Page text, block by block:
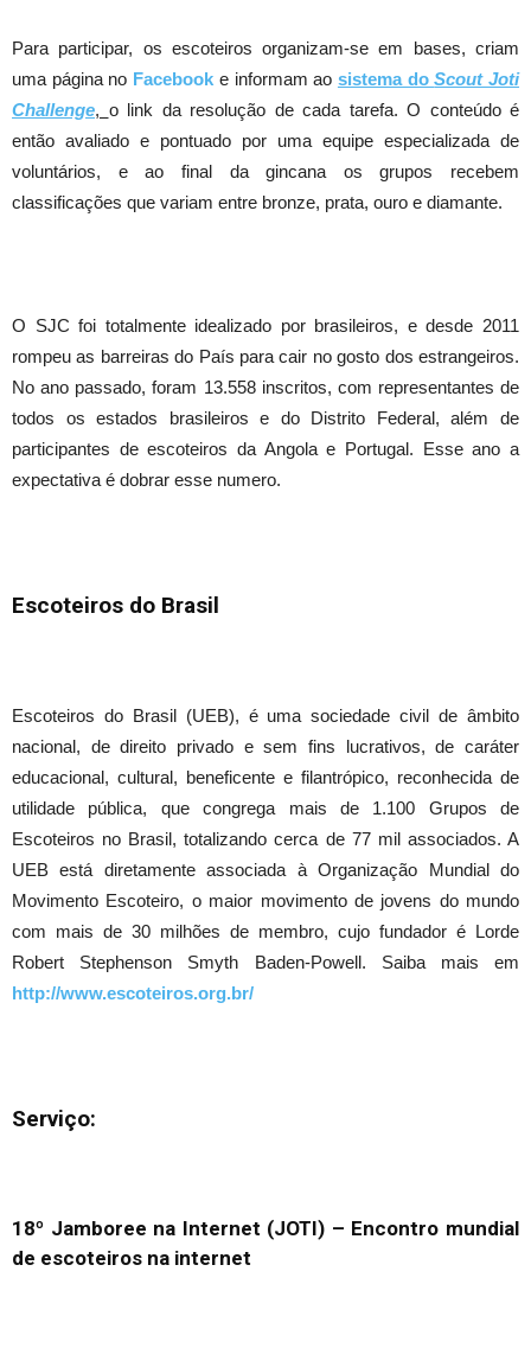
Para participar, os escoteiros organizam-se em bases, criam
uma página no Facebook e informam ao sistema doScout Joti
Challenge, o link da resolução de cada tarefa. O conteúdo é
então avaliado e pontuado por uma equipe especializada de
voluntários, e ao final da gincana os grupos recebem
classificações que variam entre bronze, prata, ouro e diamante.
O SJC foi totalmente idealizado por brasileiros, e desde 2011
rompeu as barreiras do País para cair no gosto dos estrangeiros.
No ano passado, foram 13.558 inscritos, com representantes de
todos os estados brasileiros e do Distrito Federal, além de
participantes de escoteiros da Angola e Portugal. Esse ano a
expectativa é dobrar esse numero.
Escoteiros do Brasil
Escoteiros do Brasil (UEB), é uma sociedade civil de âmbito
nacional, de direito privado e sem fins lucrativos, de caráter
educacional, cultural, beneficente e filantrópico, reconhecida de
utilidade pública, que congrega mais de 1.100 Grupos de
Escoteiros no Brasil, totalizando cerca de 77 mil associados. A
UEB está diretamente associada à Organização Mundial do
Movimento Escoteiro, o maior movimento de jovens do mundo
com mais de 30 milhões de membro, cujo fundador é Lorde
Robert Stephenson Smyth Baden-Powell. Saiba mais em
http://www.escoteiros.org.br/
Serviço:
18º Jamboree na Internet (JOTI) – Encontro mundial
de escoteiros na internet